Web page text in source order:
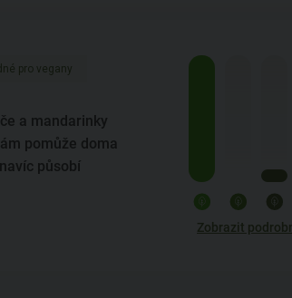
pro vegany
a mandarinky
pomůže doma
působí
Zobrazit